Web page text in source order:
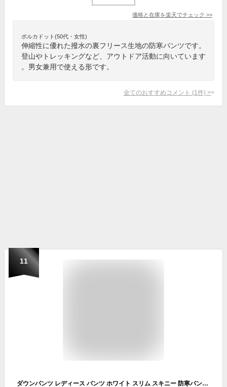
価格と在庫を楽天でチェック >>
ポルカドット(50代・女性)
伸縮性に優れた撥水の裏フリース生地の防寒パンツです。
登山やトレッキングなど、アウトドア活動に向いています
。男女兼用で使える形です。
全てのおすすめコメント (1 件) >
11
ダウンパンツ レディース パンツ ホワイト スリム スキニー 防寒パンツ おしゃれ あったか 暖かい 裏起毛 大きいサイズ ポケット 羽毛 フェザー 極暖 着痩せ ウォーム 暖パン 防寒 スキニー 股下72 ストレッチ LL 登山 白 ゴルフ